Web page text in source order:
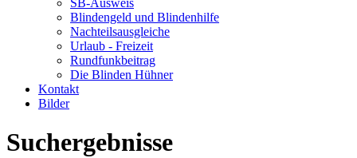
SB-Ausweis
Blindengeld und Blindenhilfe
Nachteilsausgleiche
Urlaub - Freizeit
Rundfunkbeitrag
Die Blinden Hühner
Kontakt
Bilder
Suchergebnisse